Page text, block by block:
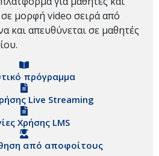
σε μορφή video σειρά από
και απευθύνεται σε μαθητές
πρόγραμμα
Live Streaming
Χρήσης LMS
από αποφοίτους